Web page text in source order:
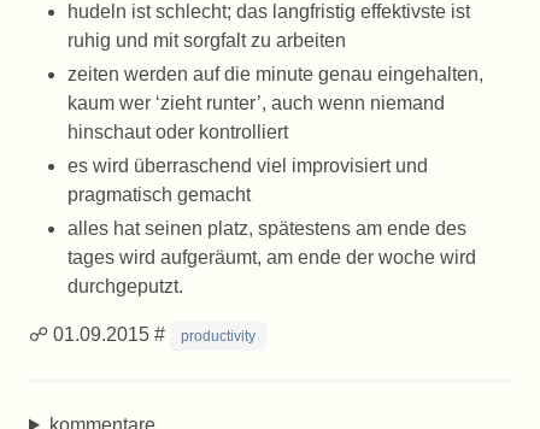
hudeln ist schlecht; das langfristig effektivste ist
ruhig und mit sorgfalt zu arbeiten
zeiten werden auf die minute genau eingehalten,
kaum wer ‘zieht runter’, auch wenn niemand
hinschaut oder kontrolliert
es wird überraschend viel improvisiert und
pragmatisch gemacht
alles hat seinen platz, spätestens am ende des
tages wird aufgeräumt, am ende der woche wird
durchgeputzt.
☍ 01.09.2015 # productivity
kommentare